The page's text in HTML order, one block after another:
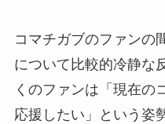
コマチガブのファンの
について比較的冷静な
くのファンは「現在の
応援したい」という姿